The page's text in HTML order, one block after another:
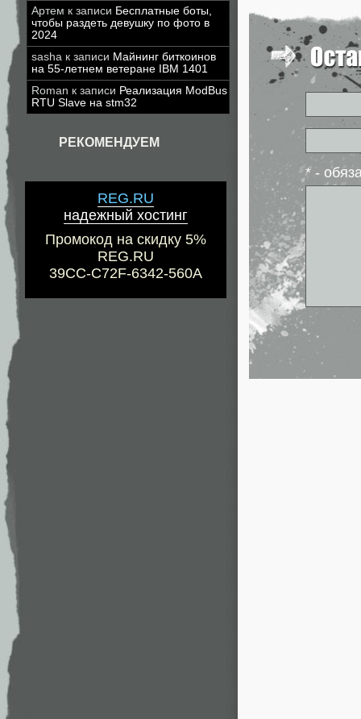
Артем к записи Бесплатные боты,
чтобы раздеть девушку по фото в
2024
sasha к записи Майнинг биткоинов
на 55-летнем ветеране IBM 1401
Roman к записи Реализация ModBus
RTU Slave на stm32
РЕКОМЕНДУЕМ
REG.RU
надежный хостинг
Промокод на скидку 5%
REG.RU
39CC-C72F-6342-560A
* -